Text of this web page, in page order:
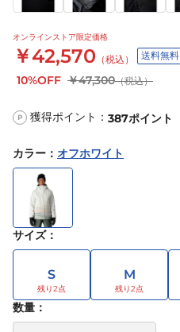
オンラインストア限定価格
￥42,570 （税込） 送料無料
10%OFF ￥47,300（税込）
P 獲得ポイント： 387ポイント
カラー ： オフホワイト
サイズ：
S M
数量：